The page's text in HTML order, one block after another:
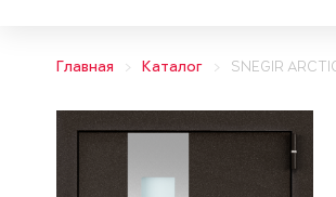
Главная Каталог SNEGIR